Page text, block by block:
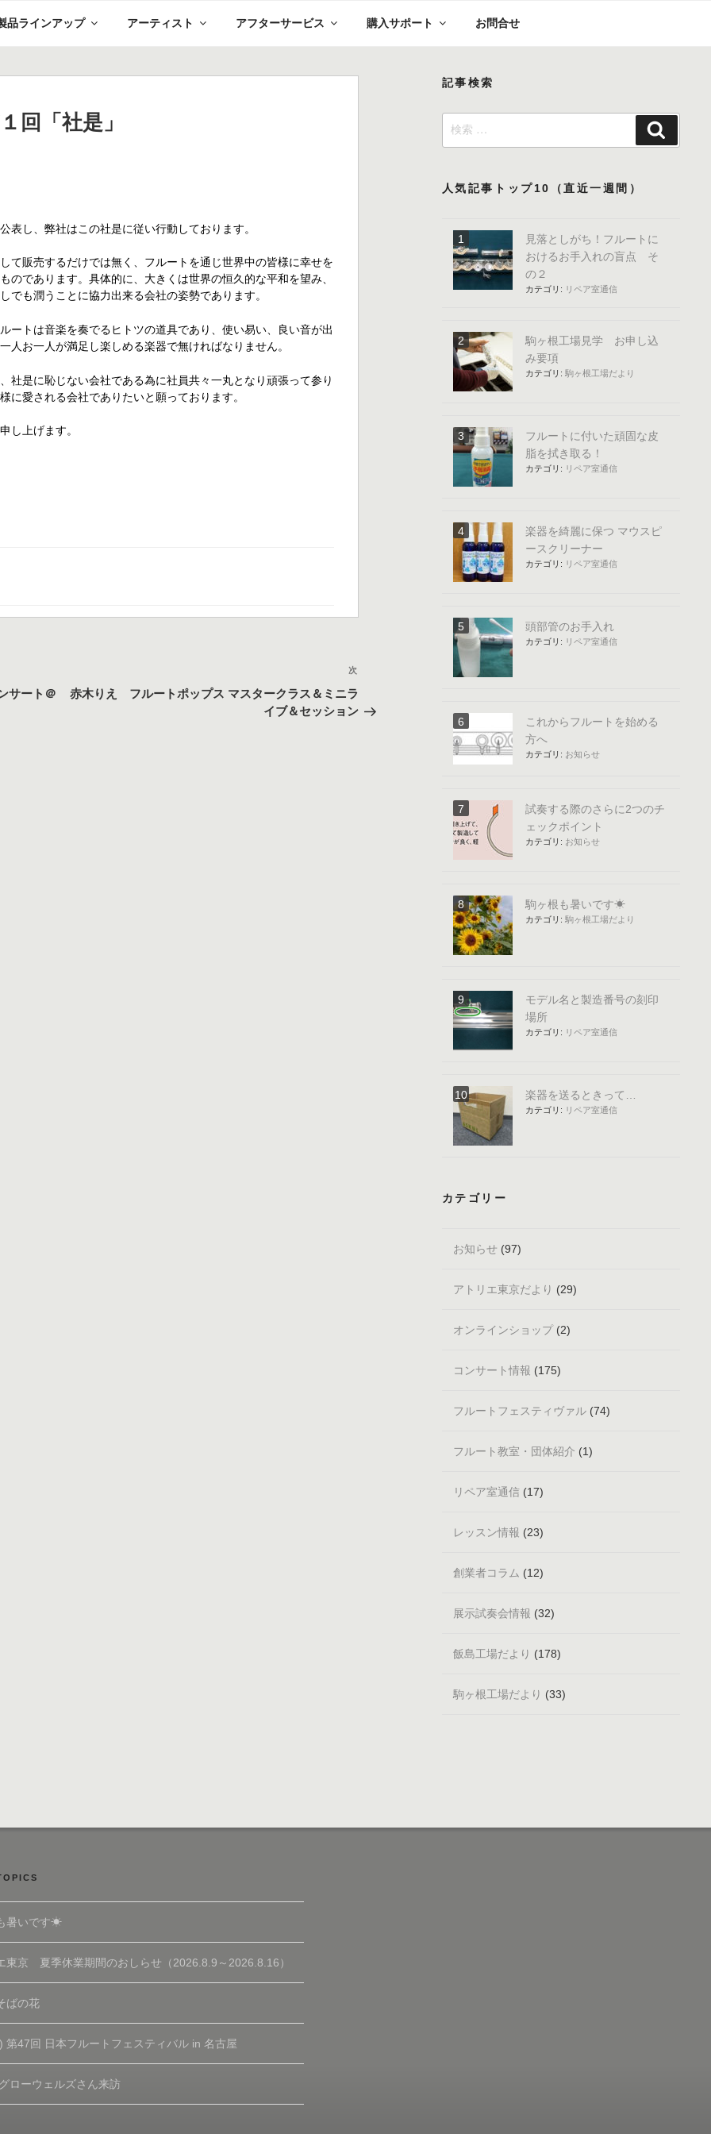
品ラインアップ アーティスト アフターサービス 購入サポート お問合せ
回「社是」
表し、弊社はこの社是に従い行動しております。
て販売するだけでは無く、 フルートを通じ世界中の皆様に幸せを
のであります。具体的に、大きくは世界の恒久的な平和を望み、
でも潤うことに協力出来る会社の姿勢であります。
ートは音楽を奏でるヒトツの道具であり、使い易い、良い音が出
人お一人が満足し楽しめる楽器で無ければなりません。
社是に恥じない会社である為に社員共々一丸となり頑張って参り
に愛される会社でありたいと願っております。
し上げます。
サート＠
次
赤木りえ フルートポップス マスタークラス＆ミニラ
イブ＆セッション
記事検索
検
索:
索
人気記事トップ10（直近一週間）
見落としがち！フルートに
おけるお手入れの盲点 そ
の２
カテゴリ: リペア室通信
駒ヶ根工場見学 お申し込
み要項
カテゴリ: 駒ヶ根工場だより
フルートに付いた頑固な皮
脂を拭き取る！
カテゴリ: リペア室通信
楽器を綺麗に保つ マウスピ
ースクリーナー
カテゴリ: リペア室通信
頭部管のお手入れ
カテゴリ: リペア室通信
これからフルートを始める
方へ
カテゴリ: お知らせ
試奏する際のさらに2つのチ
ェックポイント
カテゴリ: お知らせ
駒ヶ根も暑いです☀
カテゴリ: 駒ヶ根工場だより
モデル名と製造番号の刻印
場所
カテゴリ: リペア室通信
楽器を送るときって…
カテゴリ: リペア室通信
カテゴリー
お知らせ (97)
アトリエ東京だより (29)
オンラインショップ(2)
コンサート情報 (175)
フルートフェスティヴァル(74)
フルート教室・団体紹介 (1)
リペア室通信(17)
レッスン情報 (23)
創業者コラム (12)
展示試奏会情報 (32)
飯島工場だより (178)
駒ヶ根工場だより (33)
暑いです☀
東京 夏季休業期間のおしらせ（2026.8.9～2026.8.16）
ばの花
第47回 日本フルートフェスティバル in 名古屋
ローウェルズさん来訪